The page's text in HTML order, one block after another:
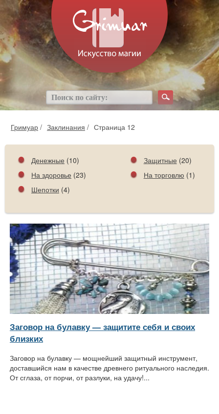
Гримуар / Заклинания / Страница 12
Денежные (10) Защитные (20)
На здоровье (23) На торговлю (1)
Шепотки (4)
Заговор на булавку — защитите себя и своих
близких
Заговор на булавку — мощнейший защитный инструмент,
доставшийся нам в качестве древнего ритуального наследия.
От сглаза, от порчи, от разлуки, на удачу!...